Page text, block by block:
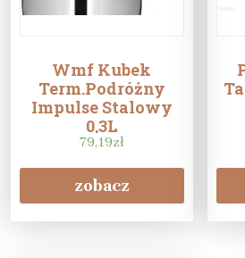
Wmf Kubek
Term.Podróżny
Impulse Stalowy
0,3L
79,19zł
zobacz